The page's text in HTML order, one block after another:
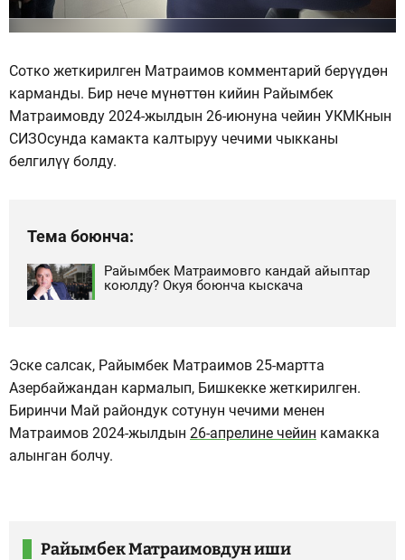
Сотко жеткирилген Матраимов комментарий берүүдөн
карманды. Бир нече мүнөттөн кийин Райымбек
Матраимовду 2024-жылдын 26-июнуна чейин УКМКнын
СИЗОсунда камакта калтыруу чечими чыкканы
белгилүү болду.
Тема боюнча:
Райымбек Матраимовго кандай айыптар
коюлду? Окуя боюнча кыскача
Эске салсак, Райымбек Матраимов 25-мартта
Азербайжандан кармалып, Бишкекке жеткирилген.
Биринчи Май райондук сотунун чечими менен
Матраимов 2024-жылдын 26-апрелине чейин камакка
алынган болчу.
Райымбек Матраимовдун иши